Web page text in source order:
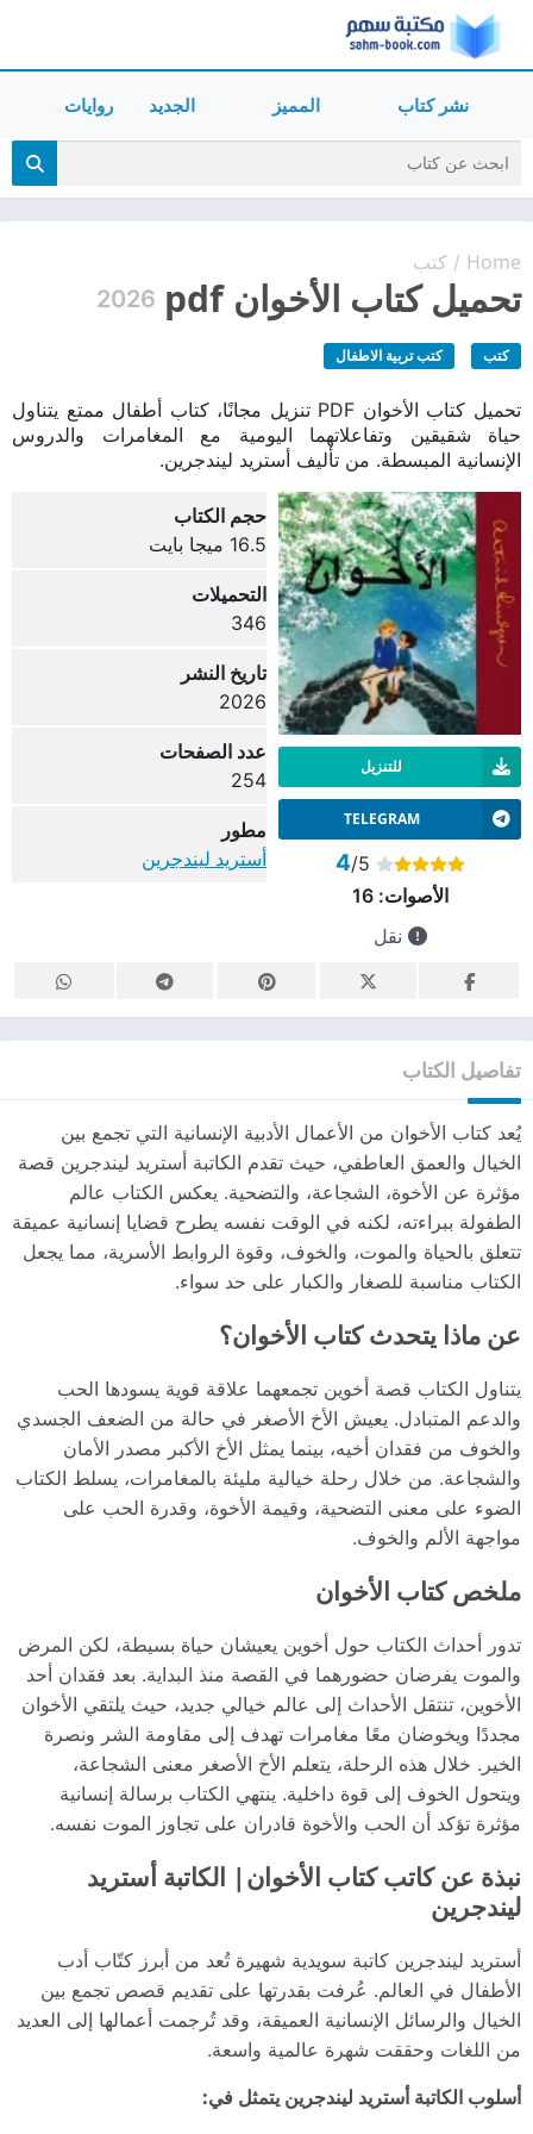
نشر كتاب المميز الجديد روايات
Home
/ كتب
تحميل كتاب الأخوان pdf 2026
كتب كتب تربية الاطفال
تحميل كتاب الأخوان PDF تنزيل مجانًا، كتاب أطفال ممتع يتناول
حياة شقيقين وتفاعلاتهما اليومية مع المغامرات والدروس
الإنسانية المبسطة. من تأليف أستريد ليندجرين.
للتنزيل
TELEGRAM
4/5
الأصوات:16
نقل
حجم الكتاب
16.5 ميجا بايت
التحميلات
346
تاريخ النشر
2026
عدد الصفحات
254
مطور
أستريد ليندجرين
تفاصيل الكتاب
يُعد كتاب الأخوان من الأعمال الأدبية الإنسانية التي تجمع بين
الخيال والعمق العاطفي، حيث تقدم الكاتبة أستريد ليندجرين قصة
مؤثرة عن الأخوة، الشجاعة، والتضحية. يعكس الكتاب عالم
الطفولة ببراءته، لكنه في الوقت نفسه يطرح قضايا إنسانية عميقة
تتعلق بالحياة والموت، والخوف، وقوة الروابط الأسرية، مما يجعل
الكتاب مناسبة للصغار والكبار على حد سواء.
عن ماذا يتحدث كتاب الأخوان؟
يتناول الكتاب قصة أخوين تجمعهما علاقة قوية يسودها الحب
والدعم المتبادل. يعيش الأخ الأصغر في حالة من الضعف الجسدي
والخوف من فقدان أخيه، بينما يمثل الأخ الأكبر مصدر الأمان
والشجاعة. من خلال رحلة خيالية مليئة بالمغامرات، يسلط الكتاب
الضوء على معنى التضحية، وقيمة الأخوة، وقدرة الحب على
مواجهة الألم والخوف.
ملخص كتاب الأخوان
تدور أحداث الكتاب حول أخوين يعيشان حياة بسيطة، لكن المرض
والموت يفرضان حضورهما في القصة منذ البداية. بعد فقدان أحد
الأخوين، تنتقل الأحداث إلى عالم خيالي جديد، حيث يلتقي الأخوان
مجددًا ويخوضان معًا مغامرات تهدف إلى مقاومة الشر ونصرة
الخير. خلال هذه الرحلة، يتعلم الأخ الأصغر معنى الشجاعة،
ويتحول الخوف إلى قوة داخلية. ينتهي الكتاب برسالة إنسانية
مؤثرة تؤكد أن الحب والأخوة قادران على تجاوز الموت نفسه.
نبذة عن كاتب كتاب الأخوان| الكاتبة أستريد
ليندجرين
أستريد ليندجرين كاتبة سويدية شهيرة تُعد من أبرز كتّاب أدب
الأطفال في العالم. عُرفت بقدرتها على تقديم قصص تجمع بين
الخيال والرسائل الإنسانية العميقة، وقد تُرجمت أعمالها إلى العديد
من اللغات وحققت شهرة عالمية واسعة.
أسلوب الكاتبة أستريد ليندجرين يتمثل في: